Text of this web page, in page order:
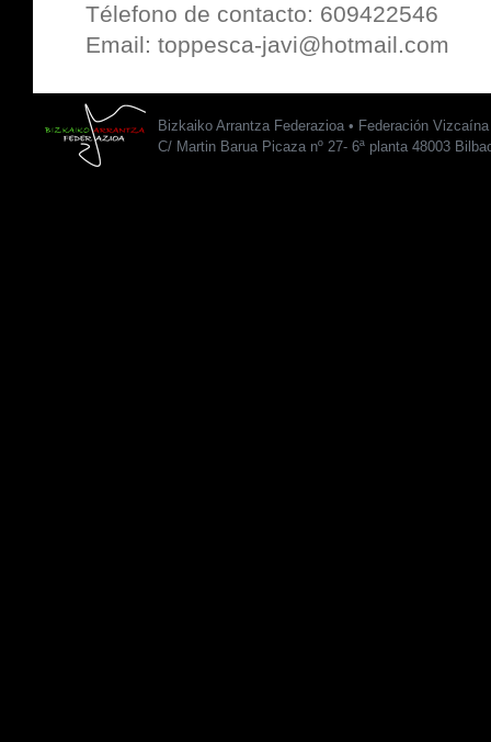
Télefono de contacto: 609422546
Email: toppesca-javi@hotmail.com
Bizkaiko Arrantza Federazioa • Federación
C/ Martin Barua Picaza nº 27- 6ª planta 48003